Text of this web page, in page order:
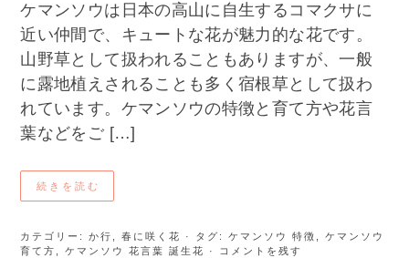
ケマンソウは日本の高山に自生するコマクサに
近い仲間で、キュートな花が魅力的な花です。
山野草として扱われることもありますが、一般
に露地植えされることも多く宿根草として扱わ
れています。ケマンソウの特徴と育て方や花言
葉などをご […]
続きを読む
カテゴリー:か行 ,春に咲く花 · タグ:ケマンソウ 特徴 ,ケマンソウ
育て方
,ケマンソウ 花言葉 誕生花 · コメントを残す